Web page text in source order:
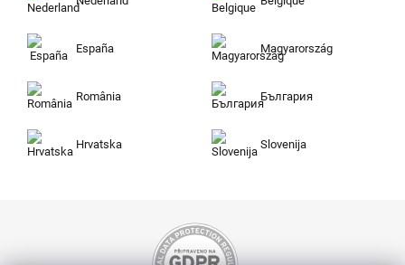
España Magyarország
România България
Hrvatska Slovenija